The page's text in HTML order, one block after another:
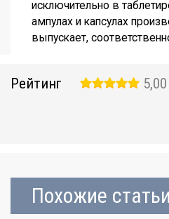
исключительно в
ампулах и капсулах
выпускает,
Рейтинг
Похожие статьи